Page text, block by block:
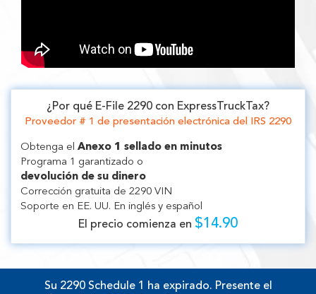
¿Por qué E-File 2290 con ExpressTruckTax?
Proveedor # 1 de presentación electrónica del IRS 2290
Obtenga el Anexo 1 sellado en minutos
Programa 1 garantizado o
devolución de su dinero
Corrección gratuita de 2290 VIN
Soporte en EE. UU. En inglés y español
El precio comienza en $14.90
Su 2290 Schedule 1 ha expirado. Presente el